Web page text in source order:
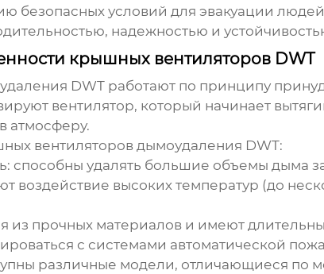
безопасных условий для эвакуации
надежностью и
крышных вентиляторов DWT
DWTработают по принципу
вентилятор, который начинает
атмосферу.
вентиляторов дымоудаления DWT:
способны удалять большие объемы дыма
воздействие высоких температур (до
из прочных материалов и имеют
с системами автоматической
различные модели, отличающиеся по